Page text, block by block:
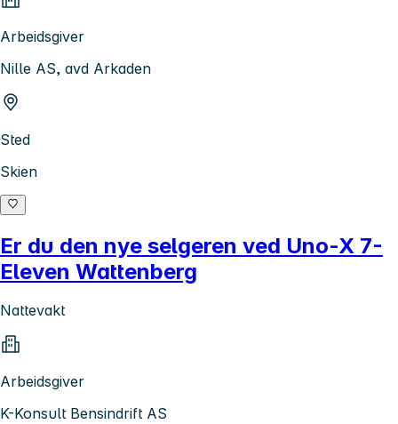
Arbeidsgiver
Nille AS, avd Arkaden
Sted
Skien
Er du den nye selgeren ved Uno-X 7-
Eleven Wattenberg
Nattevakt
Arbeidsgiver
K-Konsult Bensindrift AS